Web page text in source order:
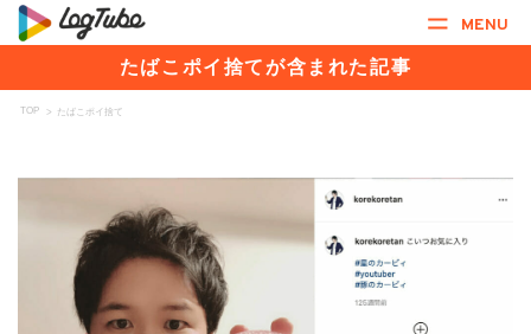
MENU
たばこポイ捨てが含まれた記事
TOP > たばこポイ捨て